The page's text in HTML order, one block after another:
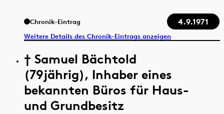
Chronik-Eintrag 4.9.1971
Weitere Details des Chronik-Eintrags anzeigen
† Samuel Bächtold
(79jährig), Inhaber eines
bekannten Büros für Haus-
und Grundbesitz